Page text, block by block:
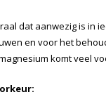
dat aanwezig is in
en voor het
komt veel